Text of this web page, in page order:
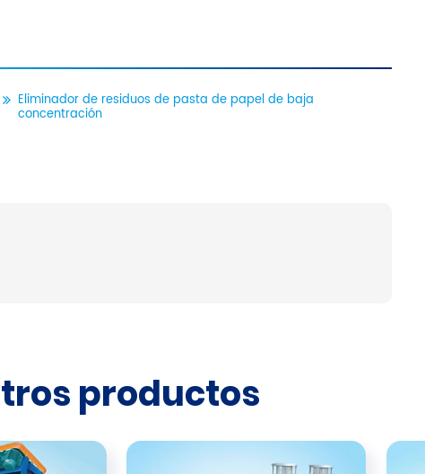
Eliminador de residuos de pasta de papel de baja
concentración
productos